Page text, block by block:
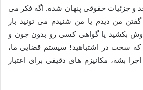
و جزئیات حقوقی پنهان شده. اگه فکر می
من دیدم یا من شنیدم می تونید بار
دوش بکشید یا گواهی کسی رو بدون چون و
که سخت در اشتباهید! سیستم قضایی ما،
بشه، مکانیزم های دقیقی برای اعتبار